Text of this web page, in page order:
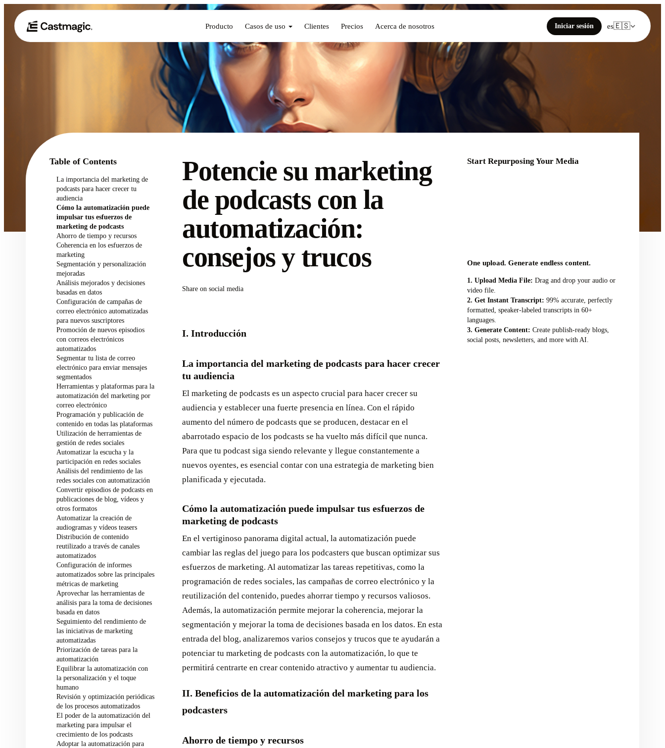
Producto Casos de uso Clientes Precios Acerca de nosotros Iniciar sesión es🇪🇸
Table of Contents
La importancia del marketing de
podcasts para hacer crecer tu
audiencia
Cómo la automatización puede
impulsar tus esfuerzos de
marketing de podcasts
Ahorro de tiempo y recursos
Coherencia en los esfuerzos de
marketing
Segmentación y personalización
mejoradas
Análisis mejorados y decisiones
basadas en datos
Configuración de campañas de
correo electrónico automatizadas
para nuevos suscriptores
Promoción de nuevos episodios
con correos electrónicos
automatizados
Segmentar tu lista de correo
electrónico para enviar mensajes
segmentados
Herramientas y plataformas para la
automatización del marketing por
correo electrónico
Programación y publicación de
contenido en todas las plataformas
Utilización de herramientas de
gestión de redes sociales
Automatizar la escucha y la
participación en redes sociales
Análisis del rendimiento de las
redes sociales con automatización
Convertir episodios de podcasts en
publicaciones de blog, vídeos y
otros formatos
Automatizar la creación de
audiogramas y vídeos teasers
Distribución de contenido
reutilizado a través de canales
automatizados
Configuración de informes
automatizados sobre las principales
métricas de marketing
Aprovechar las herramientas de
análisis para la toma de decisiones
basada en datos
Seguimiento del rendimiento de
las iniciativas de marketing
automatizadas
Priorización de tareas para la
automatización
Equilibrar la automatización con
la personalización y el toque
humano
Revisión y optimización periódicas
de los procesos automatizados
El poder de la automatización del
marketing para impulsar el
crecimiento de los podcasts
Adoptar la automatización para
Potencie su marketing
de podcasts con la
automatización:
consejos y trucos
Share on social media
I. Introducción
La importancia del marketing de podcasts para hacer crecer
tu audiencia
El marketing de podcasts es un aspecto crucial para hacer crecer su
audiencia y establecer una fuerte presencia en línea. Con el rápido
aumento del número de podcasts que se producen, destacar en el
abarrotado espacio de los podcasts se ha vuelto más difícil que nunca.
Para que tu podcast siga siendo relevante y llegue constantemente a
nuevos oyentes, es esencial contar con una estrategia de marketing bien
planificada y ejecutada.
Cómo la automatización puede impulsar tus esfuerzos de
marketing de podcasts
En el vertiginoso panorama digital actual, la automatización puede
cambiar las reglas del juego para los podcasters que buscan optimizar sus
esfuerzos de marketing. Al automatizar las tareas repetitivas, como la
programación de redes sociales, las campañas de correo electrónico y la
reutilización del contenido, puedes ahorrar tiempo y recursos valiosos.
Además, la automatización permite mejorar la coherencia, mejorar la
segmentación y mejorar la toma de decisiones basada en los datos. En esta
entrada del blog, analizaremos varios consejos y trucos que te ayudarán a
potenciar tu marketing de podcasts con la automatización, lo que te
permitirá centrarte en crear contenido atractivo y aumentar tu audiencia.
II. Beneficios de la automatización del marketing para los
podcasters
Ahorro de tiempo y recursos
Start Repurposing Your Media
One upload. Generate endless content.
Upload Media File: Drag and drop your audio or
video file.
Get Instant Transcript: 99% accurate, perfectly
formatted, speaker-labeled transcripts in 60+
languages.
Generate Content: Create publish-ready blogs,
social posts, newsletters, and more with AI.